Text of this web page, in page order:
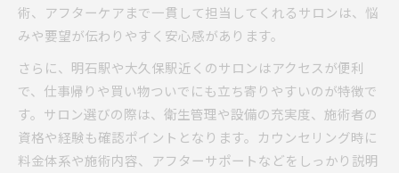
術、アフターケアまで一貫して担当してくれるサロンは、悩
みや要望が伝わりやすく安心感があります。
さらに、明石駅や大久保駅近くのサロンはアクセスが便利
で、仕事帰りや買い物ついでにも立ち寄りやすいのが特徴で
す。サロン選びの際は、衛生管理や設備の充実度、施術者の
資格や経験も確認ポイントとなります。カウンセリング時に
料金体系や施術内容、アフターサポートなどをしっかり説明